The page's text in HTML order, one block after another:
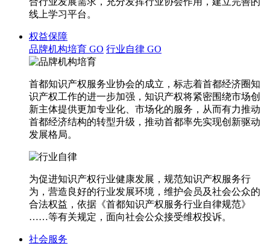
线上学习平台。
权益保障
品牌机构培育 GO 行业自律 GO
首都知识产权服务业协会的成立，标志着首都经济圈知
识产权工作的进一步加强，知识产权将紧密围绕市场创
新主体提供更加专业化、市场化的服务，从而有力推动
首都经济结构的转型升级，推动首都率先实现创新驱动
发展格局。
为促进知识产权行业健康发展，规范知识产权服务行
为，营造良好的行业发展环境，维护会员及社会公众的
合法权益，依据《首都知识产权服务行业自律规范》
……等有关规定，面向社会公众接受维权投诉。
社会服务